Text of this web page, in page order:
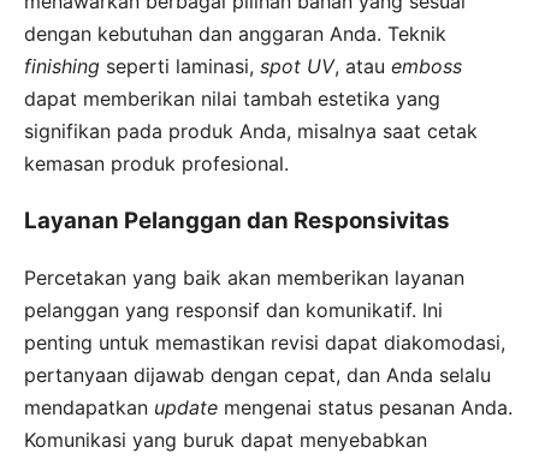
dengan kebutuhan dan anggaran Anda. Teknik
finishing seperti laminasi, spot UV, atau emboss
dapat memberikan nilai tambah estetika yang
signifikan pada produk Anda, misalnya saat cetak
kemasan produk profesional.
Layanan Pelanggan dan Responsivitas
Percetakan yang baik akan memberikan layanan
pelanggan yang responsif dan komunikatif. Ini
penting untuk memastikan revisi dapat diakomodasi,
pertanyaan dijawab dengan cepat, dan Anda selalu
mendapatkan update mengenai status pesanan Anda.
Komunikasi yang buruk dapat menyebabkan